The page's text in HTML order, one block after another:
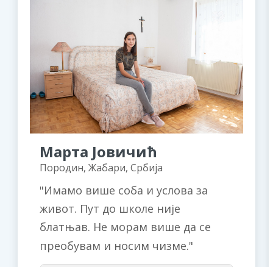
Марта Јовичић
Породин, Жабари, Србија
Имамо више соба и услова за
живот. Пут до школе није
блатњав. Не морам више да се
преобувам и носим чизме.